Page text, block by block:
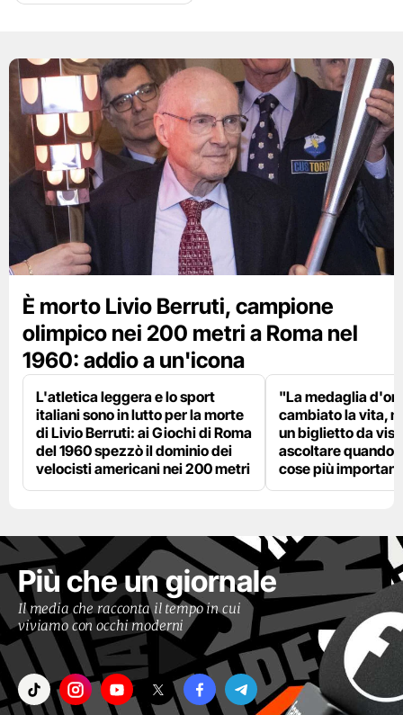
È morto Livio Berruti, campione
olimpico nei 200 metri a Roma nel
1960: addio a un'icona
L'atletica leggera e lo sport
italiani sono in lutto per la morte
di Livio Berruti: ai Giochi di Roma
del 1960 spezzò il dominio dei
velocisti americani nei 200 metri
"La medaglia
cambiato la vita,
un biglietto da
ascoltare quando
cose più
Più che un giornale
Il media che racconta il tempo in cui
viviamo con occhi moderni